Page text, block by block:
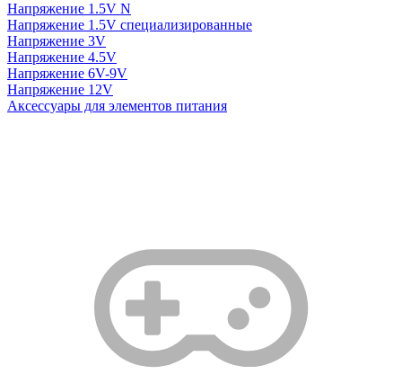
Напряжение 1.5V N
Напряжение 1.5V специализированные
Напряжение 3V
Напряжение 4.5V
Напряжение 6V-9V
Напряжение 12V
Аксессуары для элементов питания